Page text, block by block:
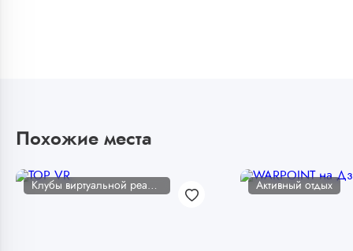
Похожие места
Клубы виртуальной реальности Активный отдых